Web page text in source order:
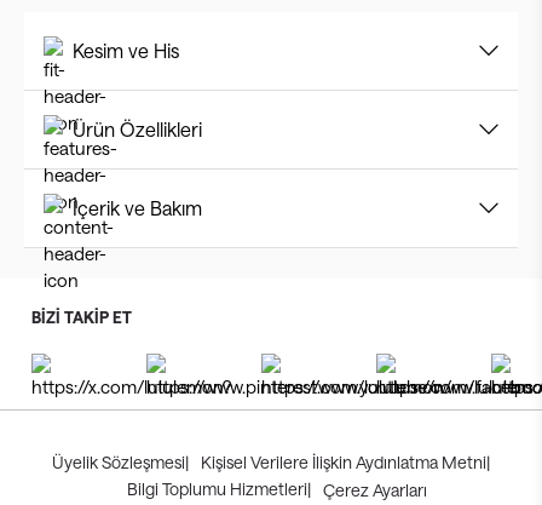
Kesim ve His
Ürün Özellikleri
İçerik ve Bakım
BİZİ TAKİP ET
Üyelik Sözleşmesi| Kişisel Verilere İlişkin Aydınlatma Metni|
Bilgi Toplumu Hizmetleri| Çerez Ayarları